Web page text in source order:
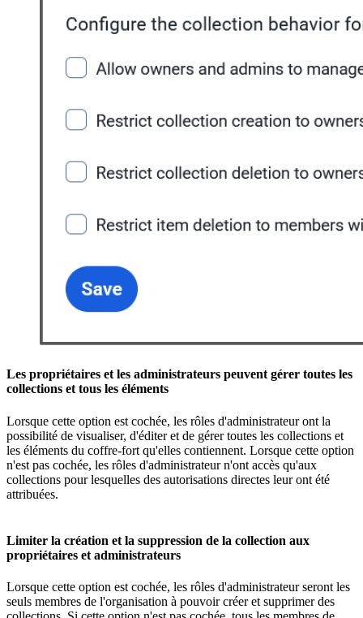
Les propriétaires et les administrateurs peuvent gérer toutes les
collections et tous les éléments
Lorsque cette option est cochée, les rôles d'administrateur ont la
possibilité de visualiser, d'éditer et de gérer toutes les collections et
les éléments du coffre-fort qu'elles contiennent. Lorsque cette option
n'est pas cochée, les rôles d'administrateur n'ont accès qu'aux
collections pour lesquelles des autorisations directes leur ont été
attribuées.
Limiter la création et la suppression de la collection aux
propriétaires et administrateurs
Lorsque cette option est cochée, les rôles d'administrateur seront les
seuls membres de l'organisation à pouvoir créer et supprimer des